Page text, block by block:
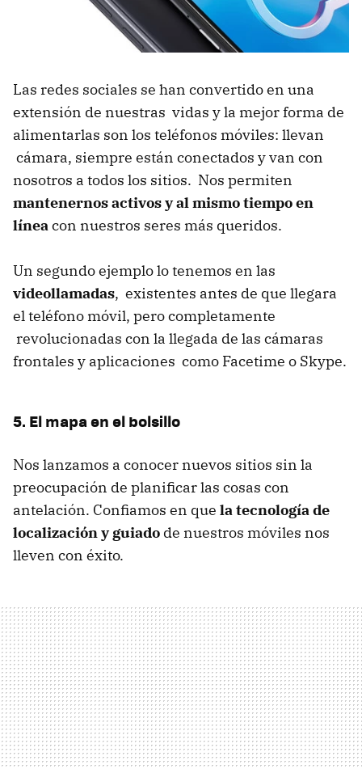
Las redes sociales se han convertido en una
extensión de nuestras vidas y la mejor forma de
alimentarlas son los teléfonos móviles: llevan
cámara, siempre están conectados y van con
nosotros a todos los sitios. Nos permiten
mantenernos activos y al mismo tiempo en
líneacon nuestros seres más queridos.
Un segundo ejemplo lo tenemos en las
videollamadas, existentes antes de que llegara
el teléfono móvil, pero completamente
revolucionadas con la llegada de las cámaras
frontales y aplicaciones como Facetime o Skype.
5. El mapa en el bolsillo
Nos lanzamos a conocer nuevos sitios sin la
preocupación de planificar las cosas con
antelación. Confiamos en que la tecnología de
localización y guiado de nuestros móviles nos
lleven con éxito.